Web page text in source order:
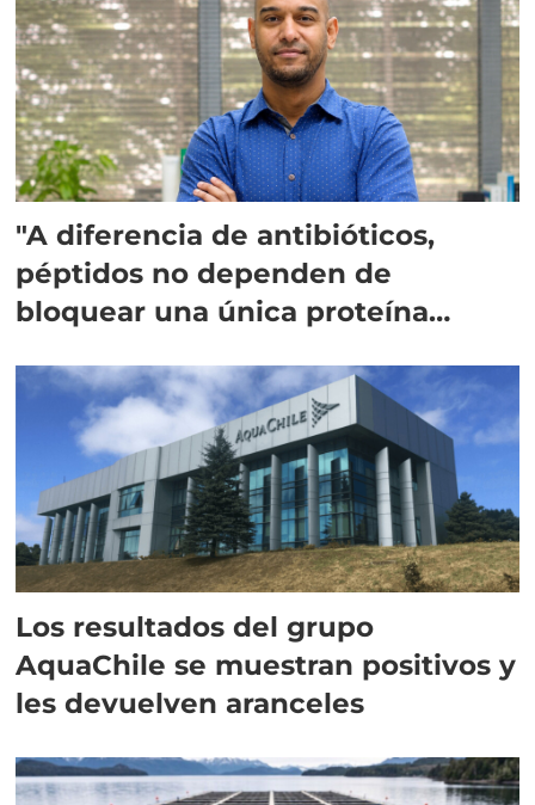
"A diferencia de antibióticos,
péptidos no dependen de
bloquear una única proteína
Los resultados del grupo
AquaChile se muestran positivos y
les devuelven aranceles